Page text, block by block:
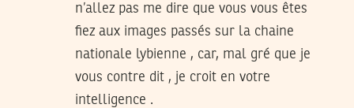
n’allez pas me dire que vous vous êtes
fiez aux images passés sur la chaine
nationale lybienne , car, mal gré que je
vous contre dit , je croit en votre
intelligence .